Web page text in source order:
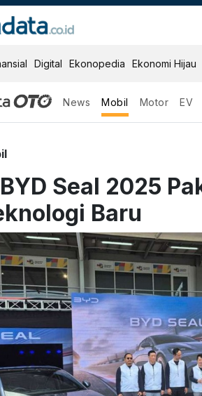
Digital Ekonopedia Ekonomi Hijau
News Mobil Motor EV
Seal 2025
Baru